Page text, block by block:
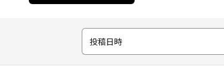
投稿日時